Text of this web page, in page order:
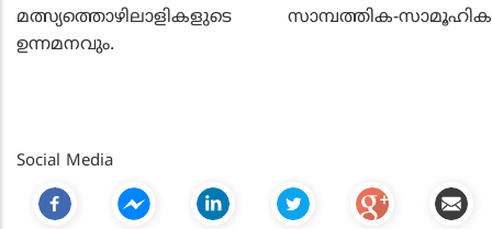
മത്സ്യത്തൊഴിലാളികളുടെ സാമ്പത്തിക-സാമൂഹിക
ഉന്നമനവും.
Social Media